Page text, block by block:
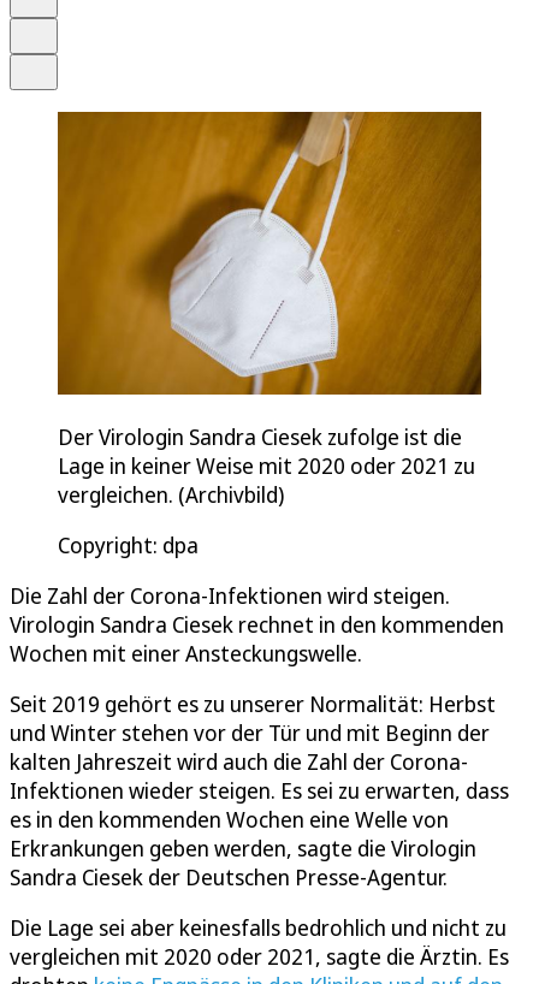
Der Virologin Sandra Ciesek zufolge ist die
Lage in keiner Weise mit 2020 oder 2021 zu
vergleichen. (Archivbild)
Copyright: dpa
Die Zahl der Corona-Infektionen wird steigen.
Virologin Sandra Ciesek rechnet in den kommenden
Wochen mit einer Ansteckungswelle.
Seit 2019 gehört es zu unserer Normalität: Herbst
und Winter stehen vor der Tür und mit Beginn der
kalten Jahreszeit wird auch die Zahl der Corona-
Infektionen wieder steigen. Es sei zu erwarten, dass
es in den kommenden Wochen eine Welle von
Erkrankungen geben werden, sagte die Virologin
Sandra Ciesek der Deutschen Presse-Agentur.
Die Lage sei aber keinesfalls bedrohlich und nicht zu
vergleichen mit 2020 oder 2021, sagte die Ärztin. Es